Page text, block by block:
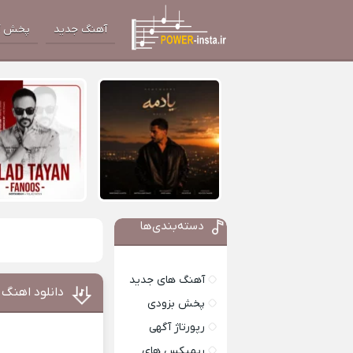
آهنگ جدید پخش
دانلود
دسته‌بندی‌ها
آهنگ های جدید
پخش بزودی
رپورتاژ آگهی